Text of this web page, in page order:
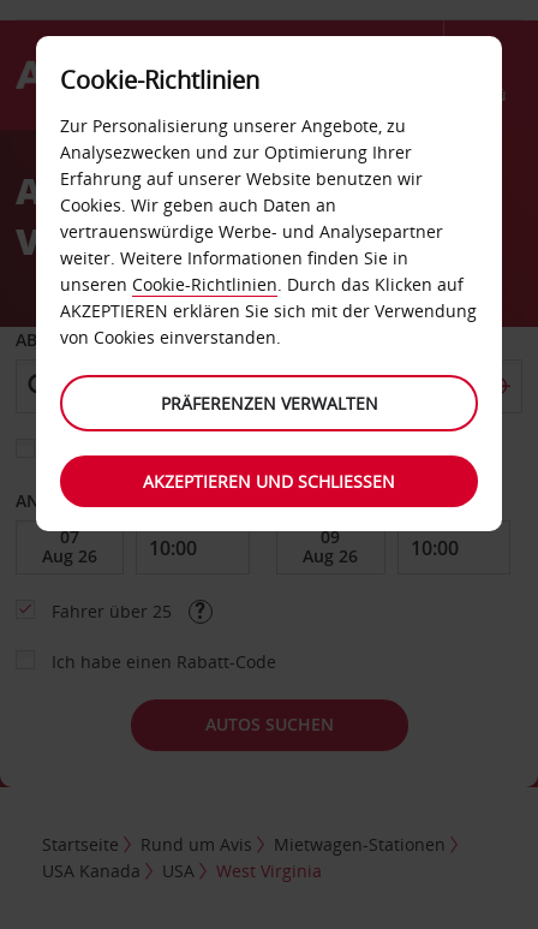
Menü
AvisAutovermietung West
Virginia
ABHOLEN VON
ANFANGSDATUM
Fahrer über 25
Ich habe einen Rabatt-Code
AUTOS SUCHEN
Startseite Rund um Avis
Mietwagen-Stationen
USA Kanada
USA West Virginia
Cookie-Richtlinien
Zur Personalisierung unserer Angebote, zu
Analysezwecken und zur Optimierung Ihrer
Erfahrung auf unserer Website benutzen wir
Cookies. Wir geben auch Daten an
vertrauenswürdige Werbe- und Analysepartner
weiter. Weitere Informationen finden Sie in
unseren Cookie-Richtlinien. Durch das Klicken auf
AKZEPTIEREN erklären Sie sich mit der Verwendung
von Cookies einverstanden.
PRÄFERENZEN VERWALTEN
AKZEPTIEREN UND SCHLIESSEN